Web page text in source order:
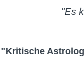
"Es
"Kritische